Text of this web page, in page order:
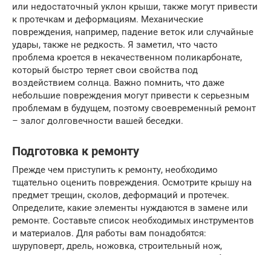
или недостаточный уклон крыши, также могут привести
к протечкам и деформациям. Механические
повреждения, например, падение веток или случайные
удары, также не редкость. Я заметил, что часто
проблема кроется в некачественном поликарбонате,
который быстро теряет свои свойства под
воздействием солнца. Важно помнить, что даже
небольшие повреждения могут привести к серьезным
проблемам в будущем, поэтому своевременный ремонт
– залог долговечности вашей беседки.
Подготовка к ремонту
Прежде чем приступить к ремонту, необходимо
тщательно оценить повреждения. Осмотрите крышу на
предмет трещин, сколов, деформаций и протечек.
Определите, какие элементы нуждаются в замене или
ремонте. Составьте список необходимых инструментов
и материалов. Для работы вам понадобятся:
шуруповерт, дрель, ножовка, строительный нож,